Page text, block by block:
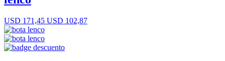
USD 171,45 USD 102,87